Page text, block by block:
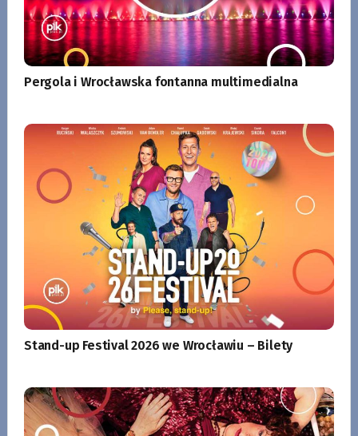
Pergola i Wrocławska fontanna multimedialna
Stand-up Festival 2026 we Wrocławiu – Bilety